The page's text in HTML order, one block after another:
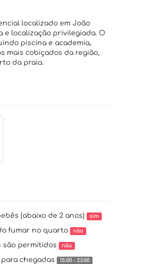
localizado em João
e localização privilegiada. O
piscina e academia,
mais cobiçados da região,
da praia.
(abaixo de 2 anos) sim
fumar no quarto não
são permitidos não
chegadas 15:00 - 23:00